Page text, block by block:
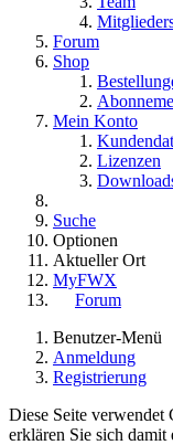
Forum
Shop
Mein Konto
Lizenzen
Suche
Optionen
Aktueller Ort
MyFWX
Forum
Benutzer-Menü
Anmeldung
Registrierung
Diese Seite verwendet
erklären Sie sich damit